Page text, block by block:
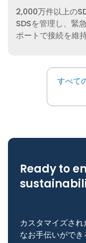
2,000万件以上の
SDSを管理し、緊
ポートで接続を維
すべて
Ready to
カスタマイズさ
なお手伝いがで